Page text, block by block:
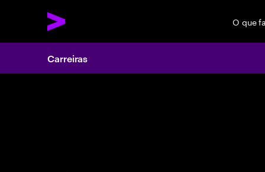
O que
Carreiras